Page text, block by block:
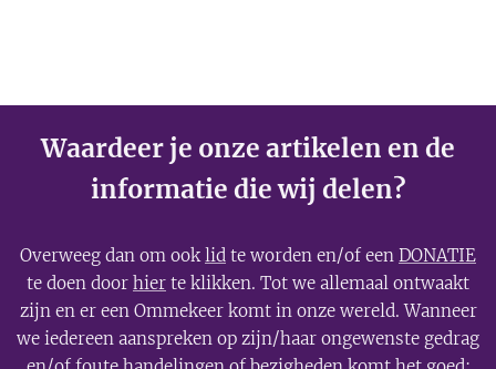
Waardeer je onze artikelen en de
informatie die wij delen?
Overweeg dan om ooklid te worden en/of een DONATIE
te doen door hier te klikken. Tot we allemaal ontwaakt
zijn en er een Ommekeer komt in onze wereld. Wanneer
we iedereen aanspreken op zijn/haar ongewenste gedrag